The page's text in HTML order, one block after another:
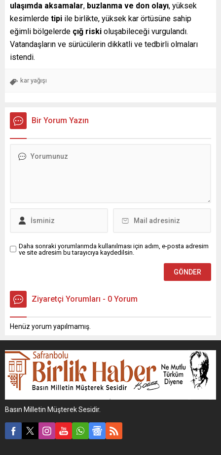
ulaşımda aksamalar, buzlanma ve don olayı, yüksek
kesimlerde tipi ile birlikte, yüksek kar örtüsüne sahip
eğimli bölgelerde çığ riski oluşabileceği vurgulandı.
Vatandaşların ve sürücülerin dikkatli ve tedbirli olmaları
istendi.
kar yağışı
Bir Yorum Yazın
Daha sonraki yorumlarımda kullanılması için adım, e-posta adresim
ve site adresim bu tarayıcıya kaydedilsin.
Ziyaretçi Yorumları - 0 Yorum
Henüz yorum yapılmamış.
Basın Milletin Müşterek Sesidir.